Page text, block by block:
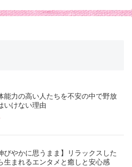
能力の高い人たちを不安の中で野放
いけない理由
びやかに思うまま】リラックスした
生まれるエンタメと癒しと安心感